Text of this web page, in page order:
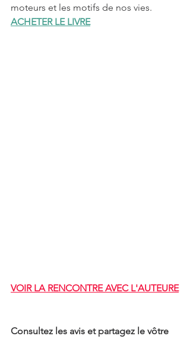
moteurs et les motifs de nos vies.
ACHETER LE LIVRE
VOIR LA RENCONTRE AVEC L'AUTEURE
Consultez les avis et partagez le vôtre